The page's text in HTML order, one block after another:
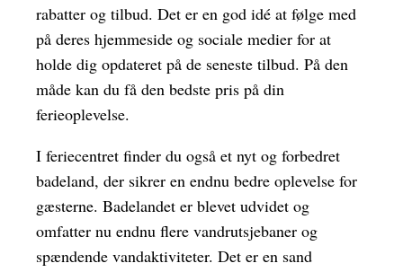
rabatter og tilbud. Det er en god idé at følge med
på deres hjemmeside og sociale medier for at
holde dig opdateret på de seneste tilbud. På den
måde kan du få den bedste pris på din
ferieoplevelse.
I feriecentret finder du også et nyt og forbedret
badeland, der sikrer en endnu bedre oplevelse for
gæsterne. Badelandet er blevet udvidet og
omfatter nu endnu flere vandrutsjebaner og
spændende vandaktiviteter. Det er en sand